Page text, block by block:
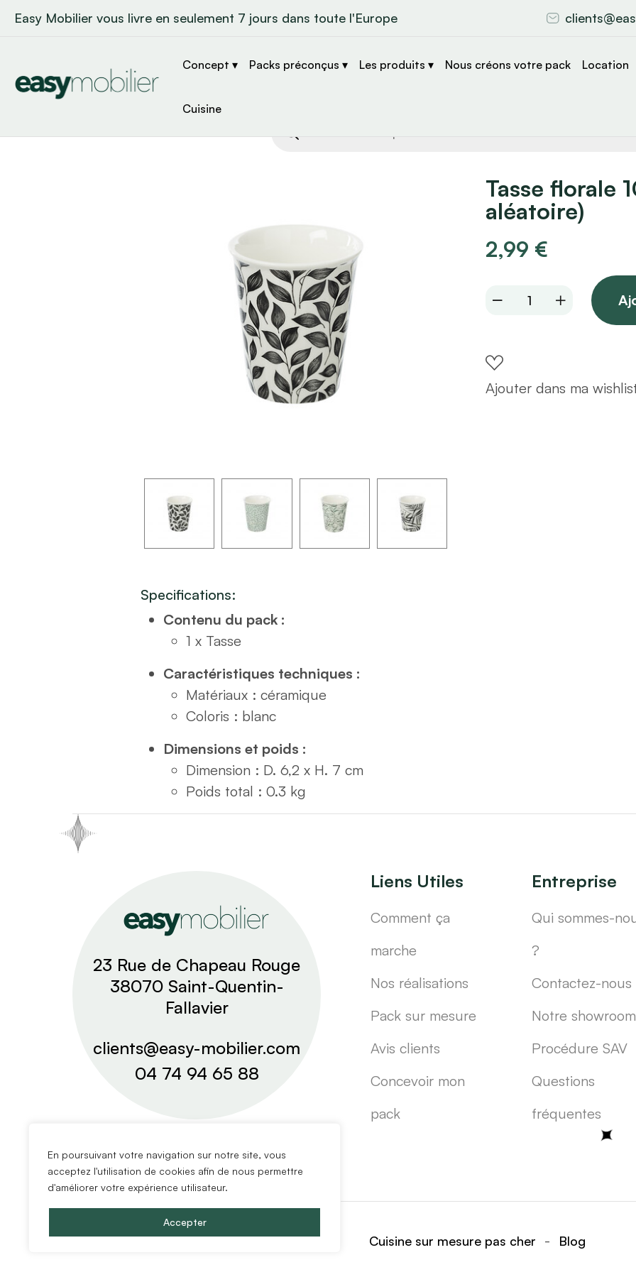
En poursuivant votre navigation sur notre site, vous
acceptez l'utilisation de cookies afin de nous permettre
d'améliorer votre expérience utilisateur.
Accepter
Easy Mobilier vous livre en seulement 7 jours dans toute l'Europe
Concept ▾ Packs préconçus ▾ Les produits ▾ Nous créons votre pack Location
Cuisine
de
Tasse florale
aléatoire)
2,99 €
Tasse
(visuel
aléatoire)
quantity
Ajouter dans ma
Specifications:
Contenu du pack :
1 x Tasse
Caractéristiques techniques :
Matériaux : céramique
Coloris : blanc
Dimensions et poids :
Dimension : D. 6,2 x H. 7 cm
Poids total : 0.3 kg
23 Rue de Chapeau Rouge
38070 Saint-Quentin-
Fallavier
clients@easy-mobilier.com
04 74 94 65 88
Liens Utiles
Comment ça
marche
Nos réalisations
Pack sur mesure
Avis clients
Concevoir mon
pack
Entreprise
Qui sommes-
?
Contactez-nous
Notre showroom
Procédure SAV
Questions
fréquentes
Cuisine sur mesure pas cher - Blog
Copyright @2024 Easy Mobilier.